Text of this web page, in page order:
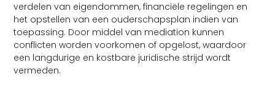
verdelen van eigendommen, financiële regelingen en
het opstellen van een ouderschapsplan indien van
toepassing. Door middel van mediation kunnen
conflicten worden voorkomen of opgelost, waardoor
een langdurige en kostbare juridische strijd wordt
vermeden.